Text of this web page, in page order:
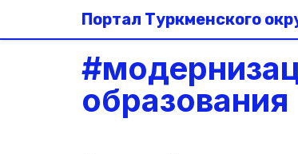
Портал Туркменского
#
образования